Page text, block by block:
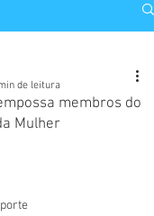
membros do
Mulher
de leitura